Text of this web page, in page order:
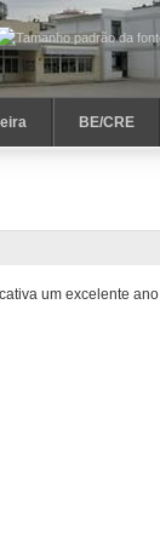
BE/CRE
um excelente ano